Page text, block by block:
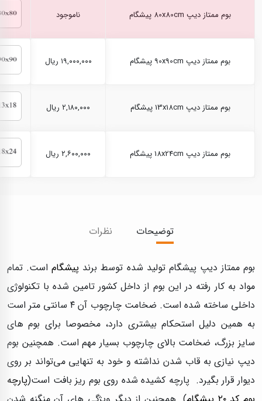
بوم ممتاز دیپ 80x80cm پیشگام ناموجود
بوم ممتاز دیپ 90x90cm پیشگام ۱۹,۰۰۰,۰۰۰ ریال
بوم ممتاز دیپ 13x18cm پیشگام ۲,۱۸۰,۰۰۰ ریال
بوم ممتاز دیپ 18x24cm پیشگام ۲,۶۰۰,۰۰۰ ریال
توضیحات نظرات
بوم ممتاز دیپ پیشگام تولید شده توسط برند پیشگاماست. تمام
مواد به کار رفته در این بوم از داخل کشور تامین شده با تکنولوژی
داخلی ساخته شده است. ضخامت چارچوب آن ۴ سانتی متر است
به همین دلیل استحکام بیشتری دارد، مخصوصا برای بوم های
سایز بزرگ، ضخامت بالای چارچوب بسیار مهم است. همچنین بوم
دیپ نیازی به قاب شدن نداشته و خود به تنهایی می‌تواند بر روی
دیوار قرار بگیرد. پارچه کشیده شده روی بوم ریز بافت است(پارچه